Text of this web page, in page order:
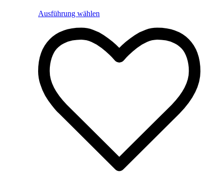
Ausführung wählen